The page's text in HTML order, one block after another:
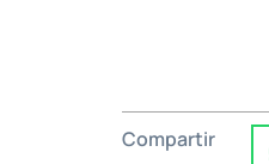
Compartir